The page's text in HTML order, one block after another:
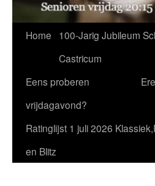
Home
100-Jarig Jubileum
Castricum
Eens proberen
vrijdagavond?
Ratinglijst 1 juli 2026
en Blitz